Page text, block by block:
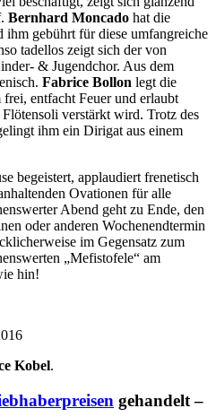
Bernhard Moncado hat die
ihm gebührt für diese umfangreiche
tadellos zeigt sich der von
& Jugendchor. Aus dem
Fabrice Bollon legt die
entfacht Feuer und erlaubt
verstärkt wird. Trotz des
ihm ein Dirigat aus einem
begeistert, applaudiert frenetisch
Ovationen für alle
Abend geht zu Ende, den
oder anderen Wochenendtermin
im Gegensatz zum
„Mefistofele“ am
hin!
Kobel.
gehandelt –